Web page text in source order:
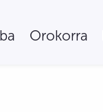
Orokorra